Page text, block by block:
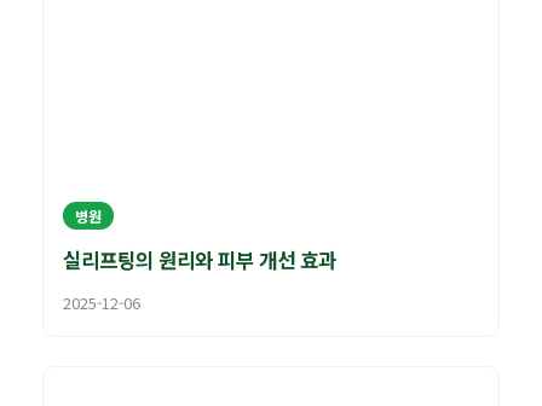
병원
실리프팅의 원리와 피부 개선 효과
2025-12-06